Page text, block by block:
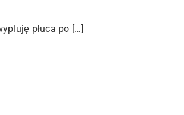
płuca po […]